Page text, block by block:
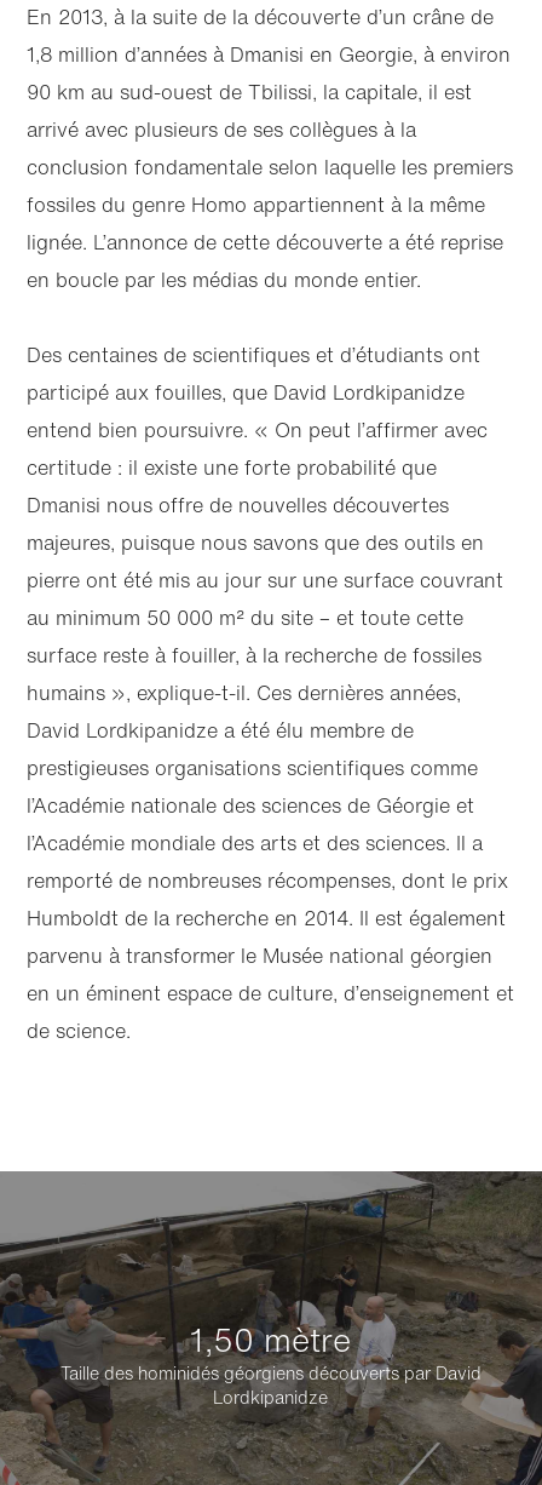
En 2013, à la suite de la découverte d’un crâne de
1,8 million d’années à Dmanisi en Georgie, à environ
90 km au sud-ouest de Tbilissi, la capitale, il est
arrivé avec plusieurs de ses collègues à la
conclusion fondamentale selon laquelle les premiers
fossiles du genre Homo appartiennent à la même
lignée. L’annonce de cette découverte a été reprise
en boucle par les médias du monde entier.
Des centaines de scientifiques et d’étudiants ont
participé aux fouilles, que David Lordkipanidze
entend bien poursuivre. « On peut l’affirmer avec
certitude : il existe une forte probabilité que
Dmanisi nous offre de nouvelles découvertes
majeures, puisque nous savons que des outils en
pierre ont été mis au jour sur une surface couvrant
au minimum 50 000 m² du site – et toute cette
surface reste à fouiller, à la recherche de fossiles
humains », explique-t-il. Ces dernières années,
David Lordkipanidze a été élu membre de
prestigieuses organisations scientifiques comme
l’Académie nationale des sciences de Géorgie et
l’Académie mondiale des arts et des sciences. Il a
remporté de nombreuses récompenses, dont le prix
Humboldt de la recherche en 2014. Il est également
parvenu à transformer le Musée national géorgien
en un éminent espace de culture, d’enseignement et
de science.
1,50 mètre
Taille des hominidés géorgiens découverts par David
Lordkipanidze